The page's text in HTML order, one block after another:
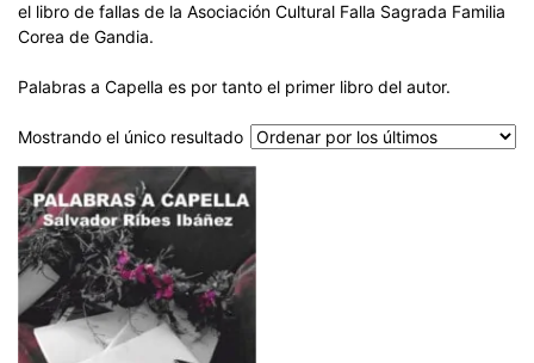
el libro de fallas de la Asociación Cultural Falla Sagrada Familia
Corea de Gandia.
Palabras a Capella es por tanto el primer libro del autor.
Mostrando el único resultado